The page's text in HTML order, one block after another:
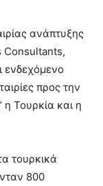
ανάπτυξης
Consultants,
ενδεχόμενο
προς την
η Τουρκία και η
τουρκικά
800